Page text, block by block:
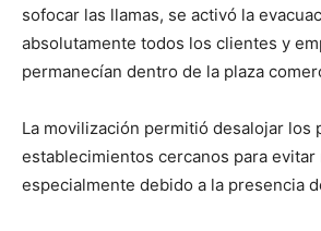
sofocar las llamas, se activó la
absolutamente todos los clientes y
permanecían dentro de la plaza
La movilización permitió desalojar los
establecimientos cercanos para evitar
especialmente debido a la presencia